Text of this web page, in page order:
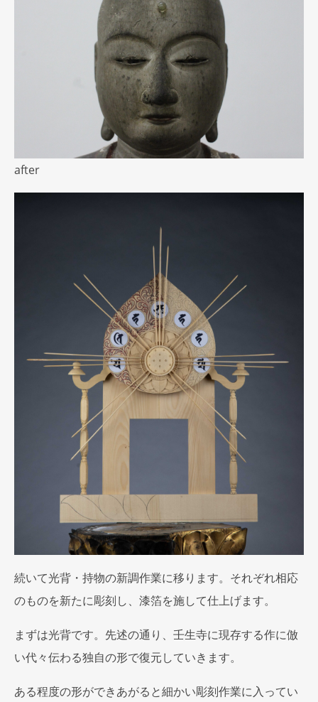
after
続いて光背・持物の新調作業に移ります。それぞれ相応
のものを新たに彫刻し、漆箔を施して仕上げます。
まずは光背です。先述の通り、壬生寺に現存する作に倣
い代々伝わる独自の形で復元していきます。
ある程度の形ができあがると細かい彫刻作業に入ってい